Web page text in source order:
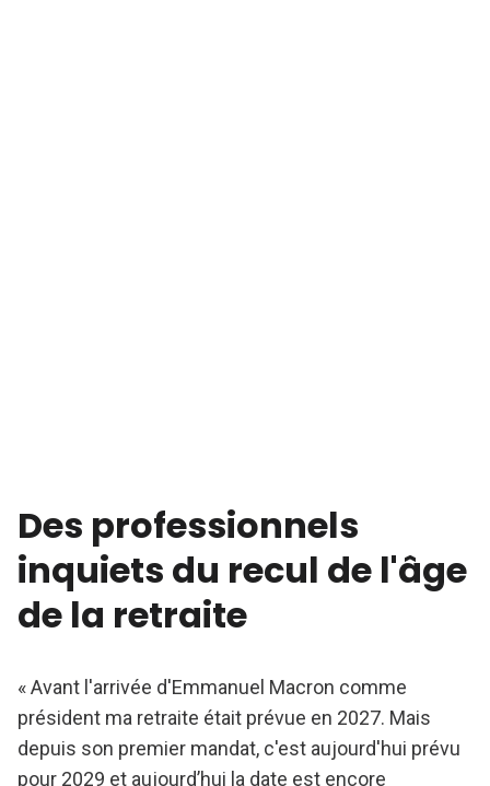
Des professionnels
inquiets du recul de l'âge
de la retraite
« Avant l'arrivée d'Emmanuel Macron comme
président ma retraite était prévue en 2027. Mais
depuis son premier mandat, c'est aujourd'hui prévu
pour 2029 et aujourd’hui la date est encore